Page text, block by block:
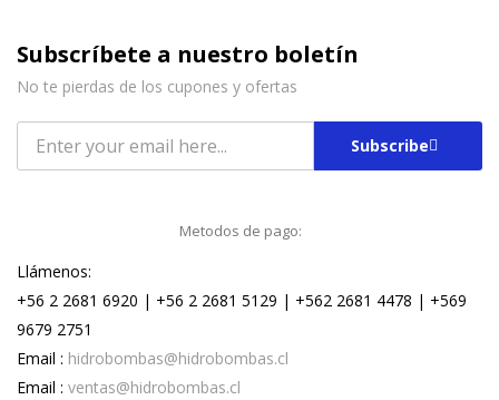
Subscríbete a nuestro boletín
No te pierdas de los cupones y ofertas
Subscribe
Metodos de pago:
Llámenos:
+56 2 2681 6920 | +56 2 2681 5129 | +562 2681 4478 | +569
9679 2751
Email : hidrobombas@hidrobombas.cl
Email : ventas@hidrobombas.cl